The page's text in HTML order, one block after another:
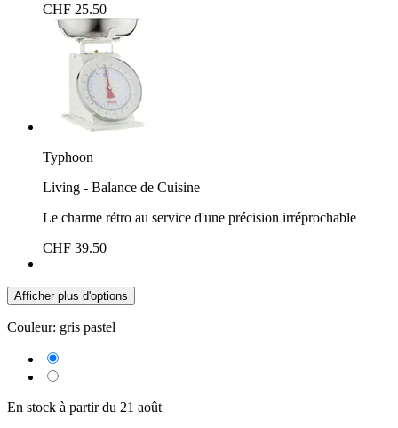
CHF 25.50
Typhoon
Living - Balance de Cuisine
Le charme rétro au service d'une précision irréprochable
CHF 39.50
Afficher plus d'options
Couleur: gris pastel
En stock à partir du 21 août